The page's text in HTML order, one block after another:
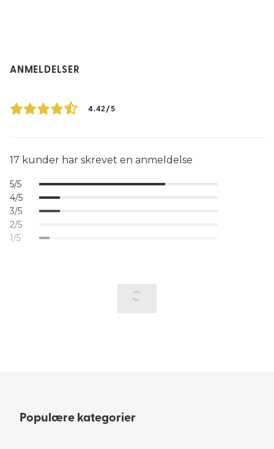
ANMELDELSER
4.42/5
17 kunder har skrevet en anmeldelse
5/5
4/5
3/5
2/5
1/5
Populære kategorier